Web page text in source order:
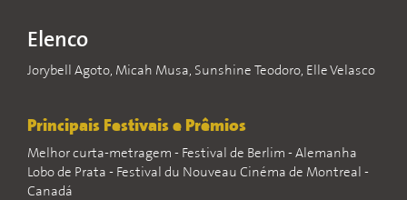
Elenco
Jorybell Agoto, Micah Musa, Sunshine Teodoro, Elle Velasco
Principais Festivais e Prêmios
Melhor curta-metragem - Festival de Berlim - Alemanha
Lobo de Prata - Festival du Nouveau Cinéma de Montreal -
Canadá